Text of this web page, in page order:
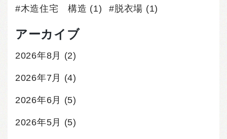
木造住宅 構造 (1) 脱衣場 (1)
アーカイブ
2026年8月 (2)
2026年7月 (4)
2026年6月 (5)
2026年5月 (5)